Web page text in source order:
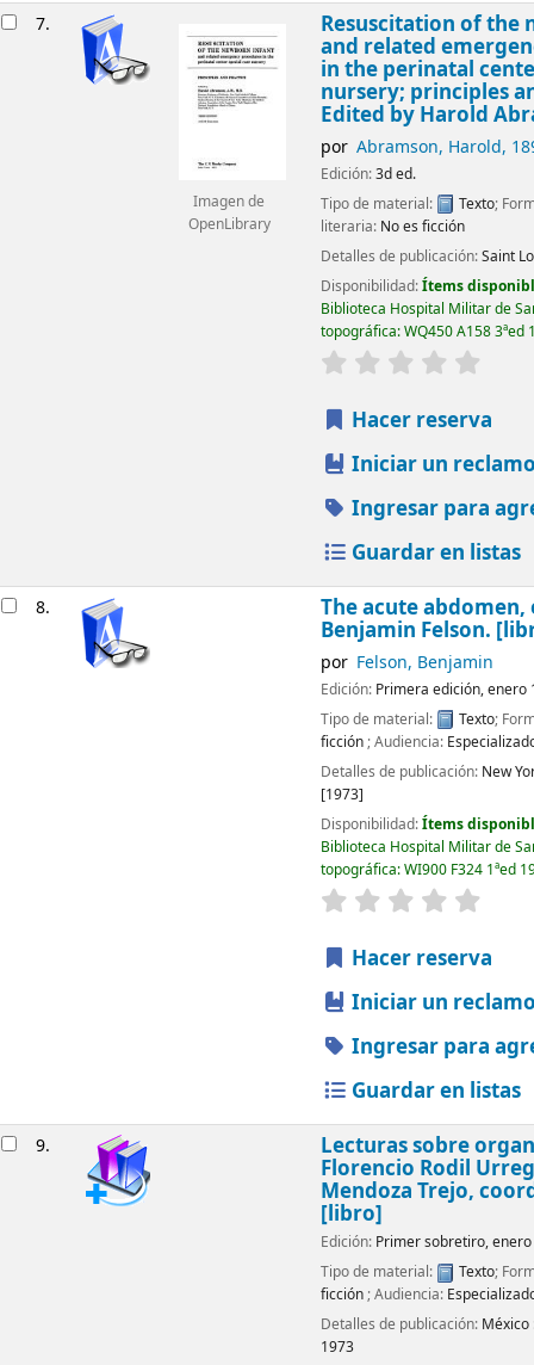
7.
Imagen de
OpenLibrary
Resuscitation of the
and related
in the perinatal
nursery; principles
Edited by Harold
por Abramson, Harold,
Edición:3d ed.
Tipo de material:
Texto;
literaria: No es ficción
Detalles de publicación:Saint
Disponibilidad:Ítems
Biblioteca Hospital Militar de
topográfica:WQ450 A158 3ªed
valoración
Hacer reserva
Iniciar un
Ingresar para
Guardar en listas
8. The acute abdomen,
Benjamin Felson.
por Felson, Benjamin
Edición: Primera edición, enero
Tipo de material:
Texto;
ficción; Audiencia:
Detalles de publicación: New
[1973]
Disponibilidad:Ítems
Biblioteca Hospital Militar de
topográfica:WI900 F324 1ªed
valoración
Hacer reserva
Iniciar un
Ingresar para
Guardar en listas
9. Lecturas sobre
Florencio Rodil
Mendoza Trejo,
[libro]
Edición: Primer sobretiro,
Tipo de material:
Texto;
ficción; Audiencia:
Detalles de publicación: México
1973